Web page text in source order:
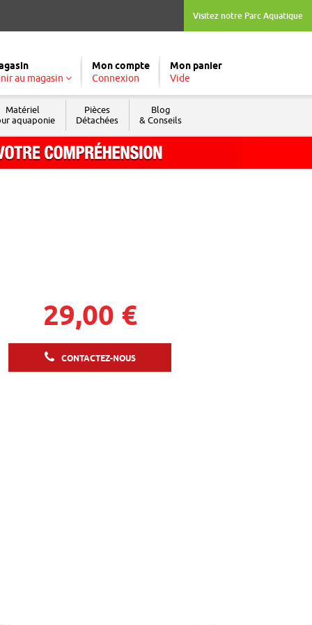
Visitez notre Parc Aquatique
au magasin
Mon compte
Connexion
Mon panier
Vide
Matériel
aquaponie
Pièces
Détachées
Blog
& Conseils
29,00 €
CONTACTEZ-NOUS